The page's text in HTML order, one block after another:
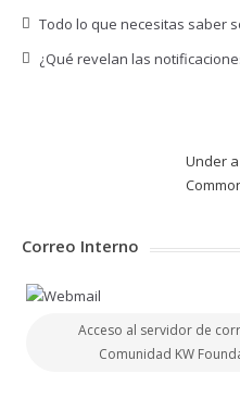
Todo lo que necesitas saber
¿Qué revelan las
Under
Correo Interno
Acceso al servidor de
Comunidad KW